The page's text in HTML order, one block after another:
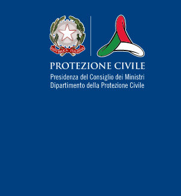
Dipartimento della